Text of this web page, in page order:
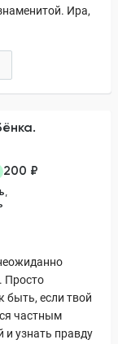
Ира,
200 ₽
Просто
быть, если твой
частным
и узнать правду